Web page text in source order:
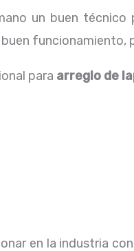
un buen técnico
para arreglo de
en la industria